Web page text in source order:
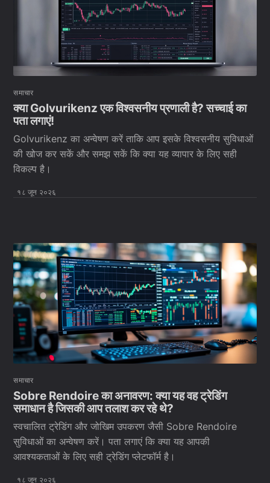
समाचार
क्या Golvurikenz एक विश्वसनीय प्रणाली है? सच्चाई का
पता लगाएं!
Golvurikenz का अन्वेषण करें ताकि आप इसके विश्वसनीय सुविधाओं
की खोज कर सकें और समझ सकें कि क्या यह व्यापार के लिए सही
विकल्प है।
१८ जून २०२६
समाचार
Sobre Rendoire का अनावरण: क्या यह वह ट्रेडिंग
समाधान है जिसकी आप तलाश कर रहे थे?
स्वचालित ट्रेडिंग और जोखिम उपकरण जैसी Sobre Rendoire
सुविधाओं का अन्वेषण करें। पता लगाएं कि क्या यह आपकी
आवश्यकताओं के लिए सही ट्रेडिंग प्लेटफॉर्म है।
१८ जून २०२६